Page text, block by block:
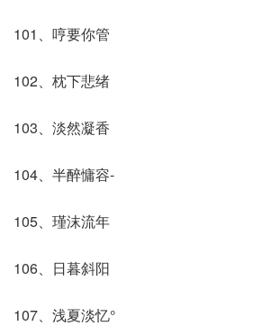
101、哼要你管
102、枕下悲绪
103、淡然凝香
104、半醉慵容-
105、瑾沫流年
106、日暮斜阳
107、浅夏淡忆°